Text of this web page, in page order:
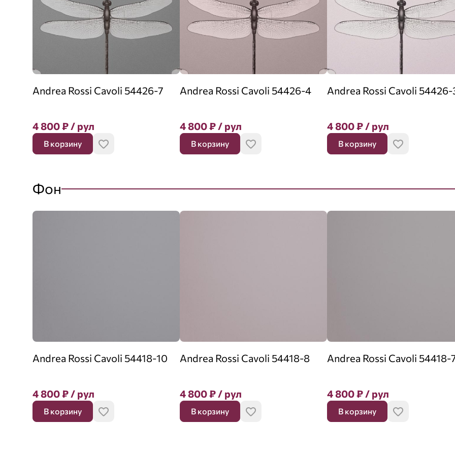
Andrea Rossi Cavoli 54426-7
4 800₽/ рул
В корзину
Andrea Rossi Cavoli 54426-4
4 800₽/ рул
В корзину
Andrea Rossi Cavoli 54426-
4 800₽/ рул
В корзину
Фон
Andrea Rossi Cavoli 54418-10
4 800₽/ рул
В корзину
Andrea Rossi Cavoli 54418-8
4 800₽/ рул
В корзину
Andrea Rossi Cavoli 54418-
4 800₽/ рул
В корзину